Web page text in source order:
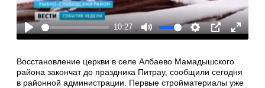
Play
10:27
Mute Settings
PIP
Enter
Восстановление церкви в селе Албаево Мамадышского
района закончат до праздника Питрау, сообщили сегодня
в районной администрации. Первые стройматериалы уже